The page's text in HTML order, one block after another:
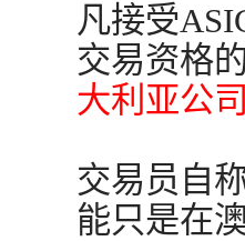
凡接受
交易资格
大利亚公
交易员自
能只是在